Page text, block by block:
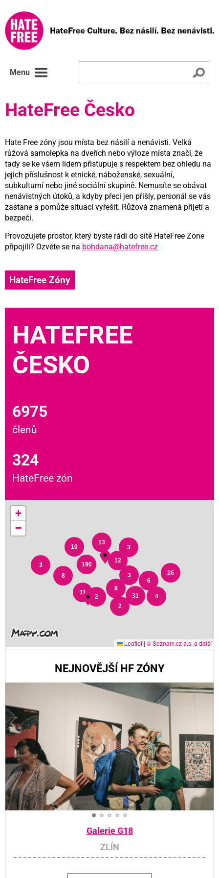
Menu
HateFree Česko
Hate Free zóny jsou místa bez násilí a nenávisti. Velká
růžová samolepka na dveřích nebo výloze místa značí, že
tady se ke všem lidem přistupuje s respektem bez ohledu na
jejich příslušnost k etnické, náboženské, sexuální,
subkulturní nebo jiné sociální skupině. Nemusíte se obávat
nenávistných útoků, a kdyby přeci jen přišly, personál se vás
zastane a pomůže situaci vyřešit. Růžová znamená přijetí a
bezpečí.
Provozujete prostor, který byste rádi do sítě HateFree Zone
připojili? Ozvěte se na bohdana@hatefree.cz
HateFree Zóny
HATEFREE
ČESKO
6975
členů
324
HateFree zón
3
2
16
2
6
4
8
31
3
3
13
12
10
8
11
190
+
−
Leaflet | © Seznam.cz a.s. a další
NEJNOVĚJŠÍ HF ZÓNY
Galerie G18
ZLÍN